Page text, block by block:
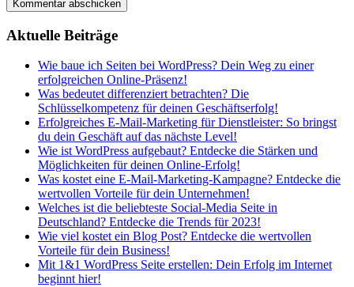
Aktuelle Beiträge
Wie baue ich Seiten bei WordPress? Dein Weg zu einer
erfolgreichen Online-Präsenz!
Was bedeutet differenziert betrachten? Die
Schlüsselkompetenz für deinen Geschäftserfolg!
Erfolgreiches E-Mail-Marketing für Dienstleister: So bringst
du dein Geschäft auf das nächste Level!
Wie ist WordPress aufgebaut? Entdecke die Stärken und
Möglichkeiten für deinen Online-Erfolg!
Was kostet eine E-Mail-Marketing-Kampagne? Entdecke die
wertvollen Vorteile für dein Unternehmen!
Welches ist die beliebteste Social-Media Seite in
Deutschland? Entdecke die Trends für 2023!
Wie viel kostet ein Blog Post? Entdecke die wertvollen
Vorteile für dein Business!
Mit 1&1 WordPress Seite erstellen: Dein Erfolg im Internet
beginnt hier!